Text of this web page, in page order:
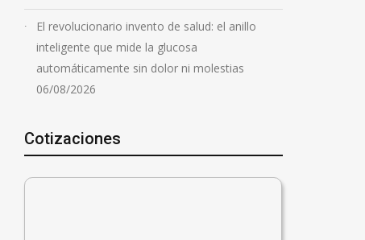
El revolucionario invento de salud: el anillo
inteligente que mide la glucosa
automáticamente sin dolor ni molestias
06/08/2026
Cotizaciones